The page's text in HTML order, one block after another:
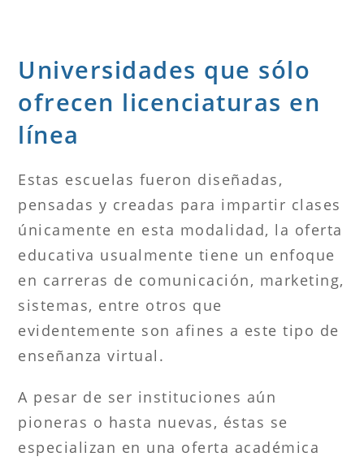
Universidades que sólo
ofrecen licenciaturas en
línea
Estas escuelas fueron diseñadas,
pensadas y creadas para impartir clases
únicamente en esta modalidad, la oferta
educativa usualmente tiene un enfoque
en carreras de comunicación, marketing,
sistemas, entre otros que
evidentemente son afines a este tipo de
enseñanza virtual.
A pesar de ser instituciones aún
pioneras o hasta nuevas, éstas se
especializan en una oferta académica